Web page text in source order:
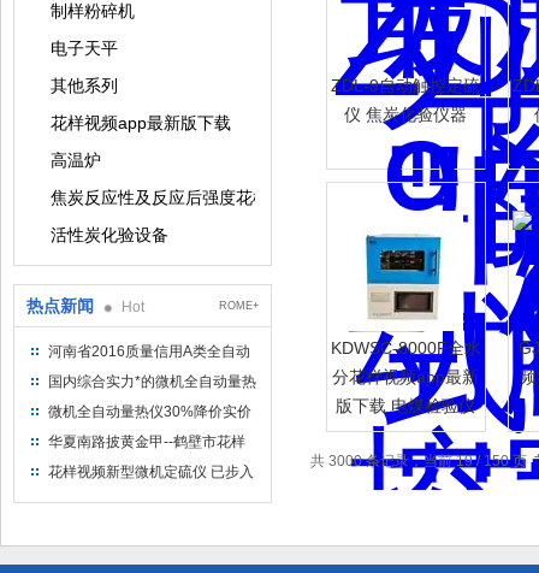
制样粉碎机
电子天平
其他系列
花样视频app最新版下载
高温炉
焦炭反应性及反应后强度花样视频app最新版下载
活性炭化验设备
热点新闻 Hot ROME+
河南省2016质量信用A类全自动
量热仪
国内综合实力*的微机全自动量热
仪制造企业
微机全自动量热仪30%降价实价
出售
华夏南路披黄金甲--鹤壁市花样
视频仪器仪表有限公司
花样视频新型微机定硫仪 已步入
ZDL-9自动触控定硫
仪 焦炭化验仪器
KDWSC-8000F全水
分花样视频app最新
版下载 电煤检验仪
器
共 3000 条记录，当前 19 / 150 页